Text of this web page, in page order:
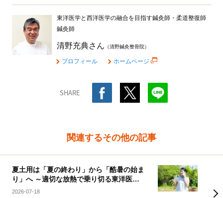
東洋医学と西洋医学の融合を目指す鍼灸師・柔道整復師
鍼灸師
清野充典さん （清野鍼灸整骨院）
プロフィール ホームページ
SHARE
関連するその他の記事
夏土用は「夏の終わり」から「酷暑の始ま
り」へ ～適切な放熱で乗り切る東洋医学
の知恵～
2026-07-18